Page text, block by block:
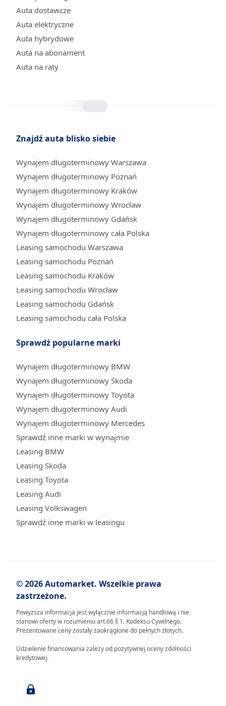
Auta dostawcze
Auta elektryczne
Auta hybrydowe
Auta na abonament
Auta na raty
Znajdź auta blisko siebie
Wynajem długoterminowy Warszawa
Wynajem długoterminowy Poznań
Wynajem długoterminowy Kraków
Wynajem długoterminowy Wrocław
Wynajem długoterminowy Gdańsk
Wynajem długoterminowy cała Polska
Leasing samochodu Warszawa
Leasing samochodu Poznań
Leasing samochodu Kraków
Leasing samochodu Wrocław
Leasing samochodu Gdańsk
Leasing samochodu cała Polska
Sprawdź popularne marki
Wynajem długoterminowy BMW
Wynajem długoterminowy Skoda
Wynajem długoterminowy Toyota
Wynajem długoterminowy Audi
Wynajem długoterminowy Mercedes
Sprawdź inne marki w wynajmie
Leasing BMW
Leasing Skoda
Leasing Toyota
Leasing Audi
Leasing Volkswagen
Sprawdź inne marki w leasingu
© 2026 Automarket. Wszelkie prawa
zastrzeżone.
Powyższa informacja jest wyłącznie informacją handlową i nie
stanowi oferty w rozumieniu art.66 § 1. Kodeksu Cywilnego.
Prezentowane ceny zostały zaokrąglone do pełnych złotych.
Udzielenie finansowania zależy od pozytywnej oceny zdolności
kredytowej.